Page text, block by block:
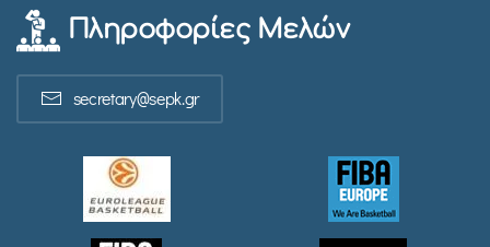
Πληροφορίες Μελών
secretary@sepk.gr